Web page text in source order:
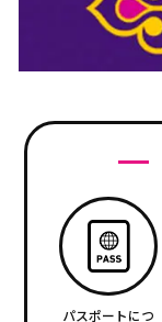
パスポートにつ